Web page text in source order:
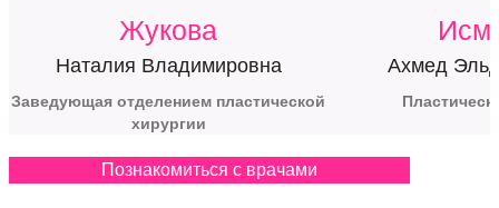
Жукова
Наталия Владимировна
Заведующая отделением пластической
хирургии
Ахмед
Познакомиться с врачами